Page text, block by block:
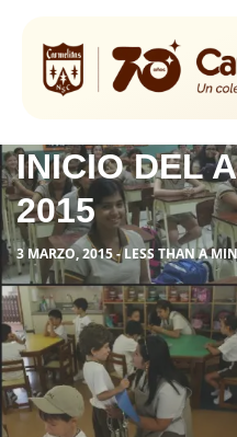
INICIO DEL
2015
3 MARZO, 2015 - LESS THAN A